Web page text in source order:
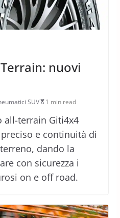
nuovi
SUV 1 min read
all-terrain Giti4x4
e continuità di
dando la
con sicurezza i
on e off road.